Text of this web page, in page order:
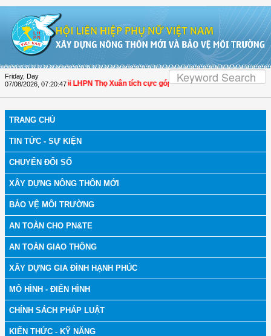
Friday, Day
07/08/2026 07:20:48
Hóa: Hội LHPN Thọ Xuân tích cực góp phần nâng cao tỷ lệ người dân
TRANG CHỦ
TIN TỨC - SỰ KIỆN
CHUYỂN ĐỔI SỐ
XÂY DỰNG NÔNG THÔN MỚI
BẢO VỆ MÔI TRƯỜNG
AN TOÀN CHO PN&TE
AN TOÀN GIAO THÔNG
XÂY DỰNG GIA ĐÌNH HẠNH PHÚC
MÔ HÌNH - ĐIỂN HÌNH
CHÍNH SÁCH PHÁP LUẬT
KIẾN THỨC - KỸ NĂNG